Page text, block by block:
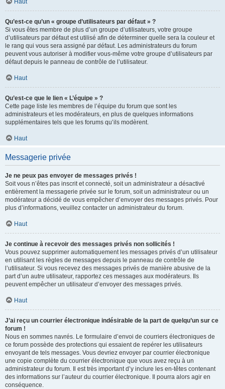
Haut
Qu’est-ce qu’un « groupe d’utilisateurs par défaut » ?
Si vous êtes membre de plus d’un groupe d’utilisateurs, votre groupe
d’utilisateurs par défaut est utilisé afin de déterminer quelle sera la couleur et
le rang qui vous sera assigné par défaut. Les administrateurs du forum
peuvent vous autoriser à modifier vous-même votre groupe d’utilisateurs par
défaut depuis le panneau de contrôle de l’utilisateur.
Haut
Qu’est-ce que le lien « L’équipe » ?
Cette page liste les membres de l’équipe du forum que sont les
administrateurs et les modérateurs, en plus de quelques informations
supplémentaires tels que les forums qu’ils modèrent.
Haut
Messagerie privée
Je ne peux pas envoyer de messages privés !
Soit vous n’êtes pas inscrit et connecté, soit un administrateur a désactivé
entièrement la messagerie privée sur le forum, soit un administrateur ou un
modérateur a décidé de vous empêcher d’envoyer des messages privés. Pour
plus d’informations, veuillez contacter un administrateur du forum.
Haut
Je continue à recevoir des messages privés non sollicités !
Vous pouvez supprimer automatiquement les messages privés d’un utilisateur
en utilisant les règles de messages depuis le panneau de contrôle de
l’utilisateur. Si vous recevez des messages privés de manière abusive de la
part d’un autre utilisateur, rapportez ces messages aux modérateurs. Ils
peuvent empêcher un utilisateur d’envoyer des messages privés.
Haut
J’ai reçu un courrier électronique indésirable de la part de quelqu’un sur ce
forum !
Nous en sommes navrés. Le formulaire d’envoi de courriers électroniques de
ce forum possède des protections qui essaient de repérer les utilisateurs
envoyant de tels messages. Vous devriez envoyer par courrier électronique
une copie complète du courrier électronique que vous avez reçu à un
administrateur du forum. Il est très important d’y inclure les en-têtes contenant
des informations sur l’auteur du courrier électronique. Il pourra alors agir en
conséquence.